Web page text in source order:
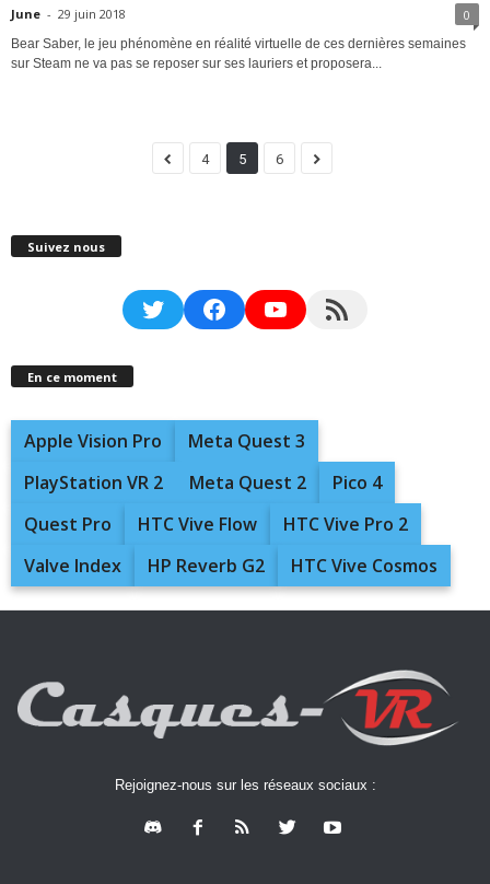
June - 29 juin 2018 0
Bear Saber, le jeu phénomène en réalité virtuelle de ces dernières semaines
sur Steam ne va pas se reposer sur ses lauriers et proposera...
4 5 6
Suivez nous
TwitterFacebookYouTubeRSS Feed
En ce moment
Apple Vision Pro
Meta Quest 3
PlayStation VR 2
Meta Quest 2
Pico 4
Quest Pro
HTC Vive Flow
HTC Vive Pro 2
Valve Index
HP Reverb G2 HTC Vive Cosmos
Rejoignez-nous sur les réseaux sociaux :